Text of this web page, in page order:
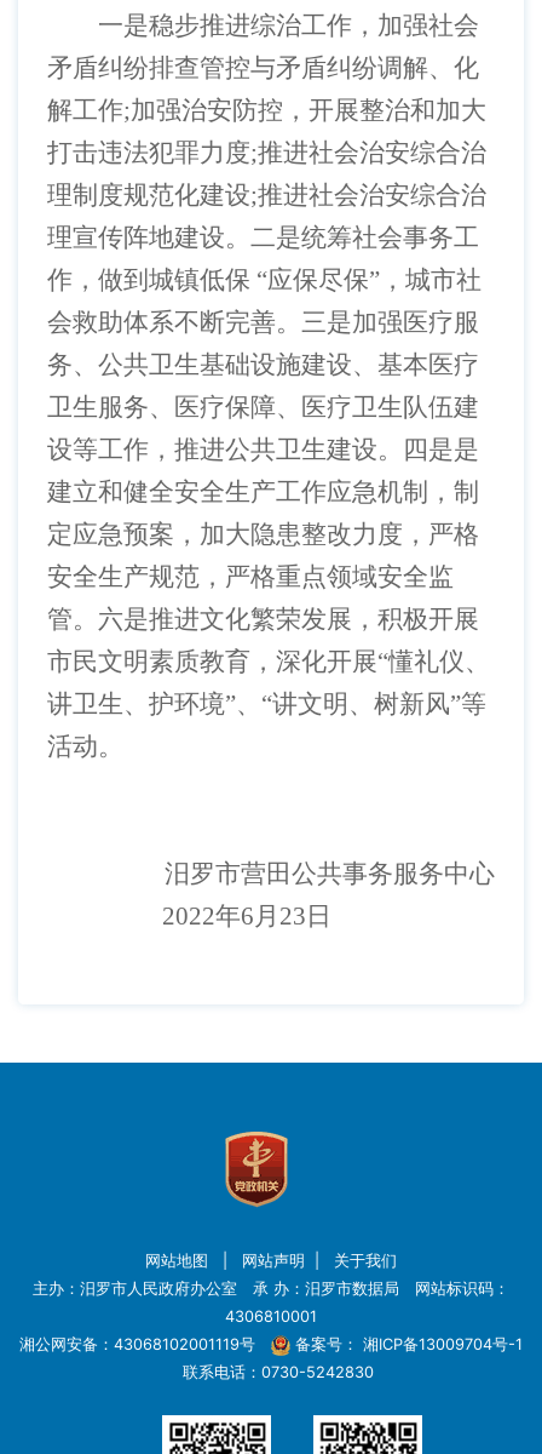
一是稳步推进综治工作，加强社会
矛盾纠纷排查管控与矛盾纠纷调解、化
解工作;加强治安防控，开展整治和加大
打击违法犯罪力度;推进社会治安综合治
理制度规范化建设;推进社会治安综合治
理宣传阵地建设。二是统筹社会事务工
作，做到城镇低保 “应保尽保”，城市社
会救助体系不断完善。三是加强医疗服
务、公共卫生基础设施建设、基本医疗
卫生服务、医疗保障、医疗卫生队伍建
设等工作，推进公共卫生建设。四是是
建立和健全安全生产工作应急机制，制
定应急预案，加大隐患整改力度，严格
安全生产规范，严格重点领域安全监
管。六是推进文化繁荣发展，积极开展
市民文明素质教育，深化开展“懂礼仪、
讲卫生、护环境”、“讲文明、树新风”等
活动。
汨罗市营田公共事务服务中心
2022年6月23日
网站地图 网站声明
关于我们
主办：汨罗市人民政府办公室 承 办：汨罗市数据局 网站标识码：
4306810001
湘公网安备：43068102001119号
备案号： 湘ICP备13009704号-1
联系电话：0730-5242830